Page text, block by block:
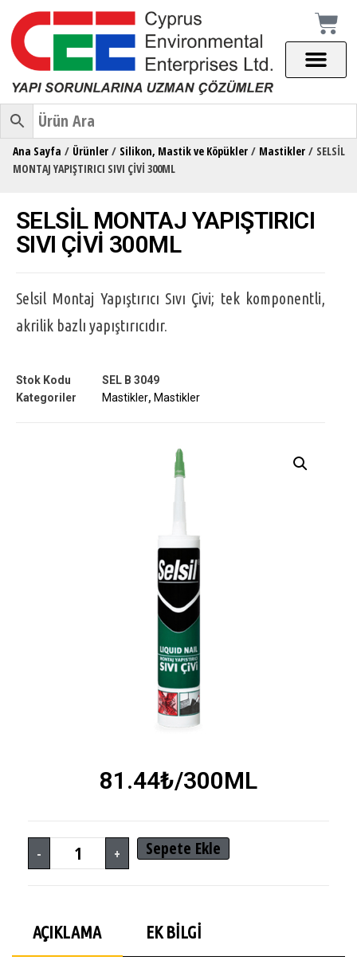
Ana Sayfa / Ürünler / Silikon, Mastik ve Köpükler / Mastikler / SELSİL
MONTAJ YAPIŞTIRICI SIVI ÇİVİ 300ML
81.44₺/300ML
- + Sepete Ekle
SELSİL MONTAJ YAPIŞTIRICI
SIVI ÇİVİ 300ML
Selsil Montaj Yapıştırıcı Sıvı Çivi; tek komponentli,
akrilik bazlı yapıştırıcıdır.
Stok Kodu
SEL B 3049
Kategoriler
Mastikler, Mastikler
AÇIKLAMA EK BILGI